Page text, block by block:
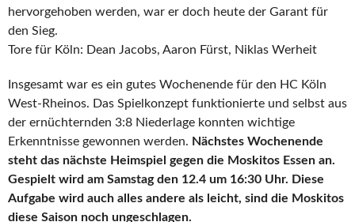
hervorgehoben werden, war er doch heute der Garant für
den Sieg.
Tore für Köln: Dean Jacobs, Aaron Fürst, Niklas Werheit
Insgesamt war es ein gutes Wochenende für den HC Köln
West-Rheinos. Das Spielkonzept funktionierte und selbst aus
der ernüchternden 3:8 Niederlage konnten wichtige
Erkenntnisse gewonnen werden. Nächstes Wochenende
steht das nächste Heimspiel gegen die Moskitos Essen an.
Gespielt wird am Samstag den 12.4 um 16:30 Uhr. Diese
Aufgabe wird auch alles andere als leicht, sind die Moskitos
diese Saison noch ungeschlagen.